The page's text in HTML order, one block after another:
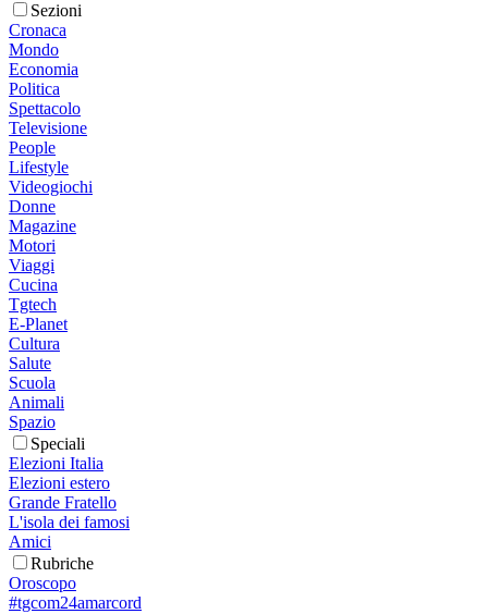
Sezioni
Cronaca
Mondo
Economia
Politica
Spettacolo
Televisione
People
Lifestyle
Videogiochi
Donne
Magazine
Motori
Viaggi
Cucina
Tgtech
E-Planet
Cultura
Salute
Scuola
Animali
Spazio
Speciali
Elezioni Italia
Elezioni estero
Grande Fratello
L'isola dei famosi
Amici
Rubriche
Oroscopo
#tgcom24amarcord